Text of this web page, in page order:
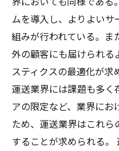
ムを導入し、よりよいサ
組みが行われている。ま
外の顧客にも届けられる
スティクスの最適化が求
運送業界には課題も多く
アの限定など、業界にお
ため、運送業界はこれ
することが求められる